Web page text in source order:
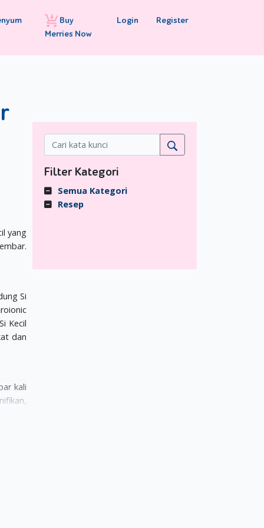
Buy
Merries Now
Login Register
yang
Si
Kecil
dan
kali
Filter Kategori
Semua Kategori
Resep